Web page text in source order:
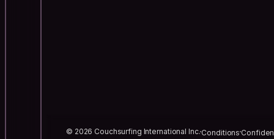
© 2026 Couchsurfing International Inc.Conditions